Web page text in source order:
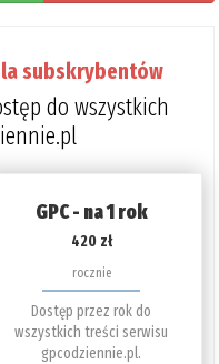
subskrybentów
do wszystkich
GPC - na 1 rok
420 zł
rocznie
Dostęp przez rok do
wszystkich treści serwisu
gpcodziennie.pl.